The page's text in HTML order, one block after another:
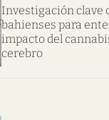
Investigación clave
bahienses para
impacto del
cerebro